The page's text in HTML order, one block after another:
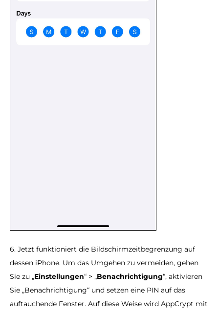
6. Jetzt funktioniert die Bildschirmzeitbegrenzung auf
dessen iPhone. Um das Umgehen zu vermeiden, gehen
Sie zu „Einstellungen“ > „Benachrichtigung“, aktivieren
Sie „Benachrichtigung“ und setzen eine PIN auf das
auftauchende Fenster. Auf diese Weise wird AppCrypt mit